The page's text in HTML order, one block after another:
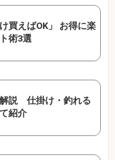
買えばOK」 お得に楽
術3選
説 仕掛け・釣れる
紹介